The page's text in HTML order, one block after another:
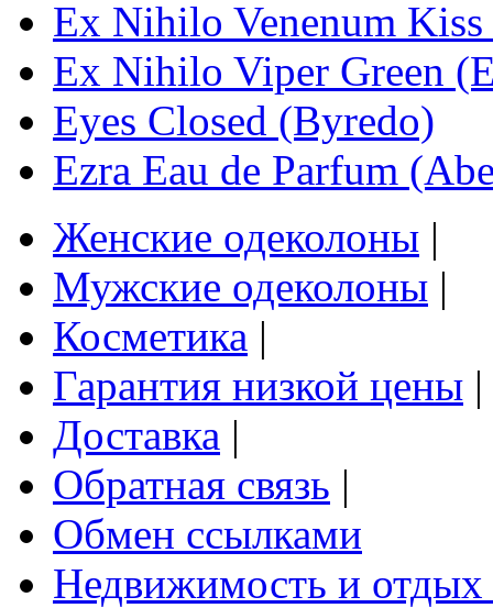
Ex Nihilo Venenum
Ex Nihilo Viper Green
Eyes Closed (Byredo)
Ezra Eau de Parfum
Женские одеколоны |
Мужские одеколоны |
Косметика |
Гарантия низкой цены |
Доставка |
Обратная связь |
Обмен ссылками
Недвижимость и